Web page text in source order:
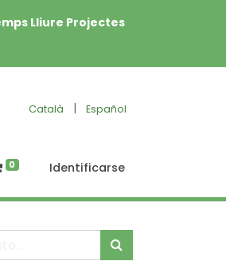
Lliure Projectes
Català | Español
0 Identificarse